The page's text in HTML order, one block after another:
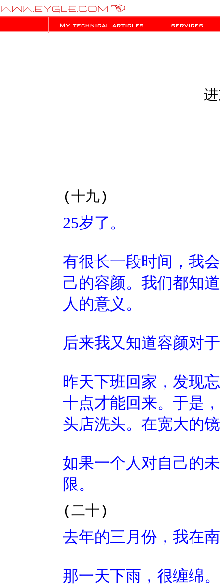
(十九)
25岁了。
有很长一段时间，我
己的容颜。我们都知
人的意义。
后来我又知道容颜对
昨天下班回家，发现
十点才能回来。于是
头店洗头。在宽大的
如果一个人对自己的
限。
(二十)
去年的三月份，我在
那一天下雨，很缠绵